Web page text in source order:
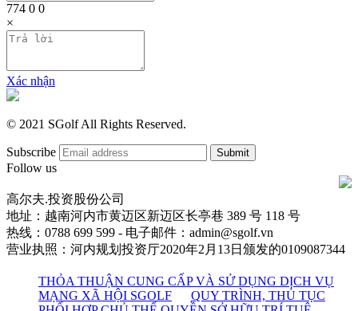
774 0 0
×
Xác nhận
© 2021 SGolf All Rights Reserved.
Subscribe
Follow us
高尔夫.投资股份公司
地址：越南河内市黄迈区新迈区长亭巷 389 号 118 号
热线：0788 699 599 - 电子邮件：admin@sgolf.vn
营业执照：河内规划投资厅2020年2月13日颁发的0109087344
THỎA THUẬN CUNG CẤP VÀ SỬ DỤNG DỊCH VỤ
MẠNG XÃ HỘI SGOLF
QUY TRÌNH, THỦ TỤC